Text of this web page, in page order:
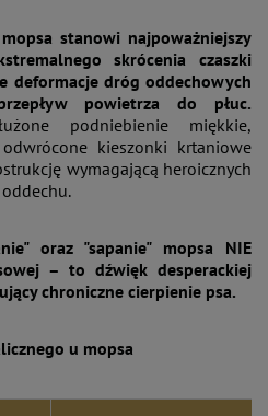
stanowi najpoważniejszy
skrócenia czaszki
deformacje dróg oddechowych
powietrza do płuc.
podniebienie miękkie,
kieszonki krtaniowe
wymagającą heroicznych
oraz "sapanie" mopsa NIE
– to dźwięk desperackiej
chroniczne cierpienie psa.
u mopsa